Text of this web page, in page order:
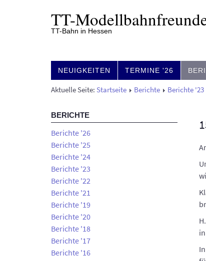
TT-
TT-Bahn in Hessen
NEUIGKEITEN TERMINE '26
Aktuelle Seite: Startseite Berichte Berichte '23
BERICHTE
Berichte '26
Berichte '25
Berichte '24
Berichte '23
Berichte '22
Berichte '21
Berichte '19
Berichte '20
Berichte '18
Berichte '17
Berichte '16